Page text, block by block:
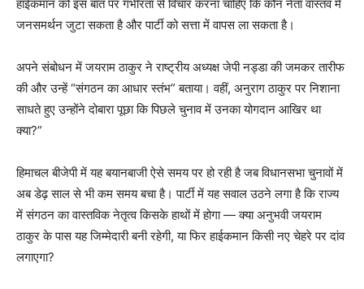
हाईकमान को इस बात पर गंभीरता से विचार करना चाहिए कि कौन नेता वास्तव में
जनसमर्थन जुटा सकता है और पार्टी को सत्ता में वापस ला सकता है।
अपने संबोधन में जयराम ठाकुर ने राष्ट्रीय अध्यक्ष जेपी नड्डा की जमकर तारीफ
की और उन्हें “संगठन का आधार स्तंभ” बताया। वहीं, अनुराग ठाकुर पर निशाना
साधते हुए उन्होंने दोबारा पूछा कि पिछले चुनाव में उनका योगदान आखिर था
क्या?”
हिमाचल बीजेपी में यह बयानबाजी ऐसे समय पर हो रही है जब विधानसभा चुनावों में
अब डेढ़ साल से भी कम समय बचा है। पार्टी में यह सवाल उठने लगा है कि राज्य
में संगठन का वास्तविक नेतृत्व किसके हाथों में होगा — क्या अनुभवी जयराम
ठाकुर के पास यह जिम्मेदारी बनी रहेगी, या फिर हाईकमान किसी नए चेहरे पर दांव
लगाएगा?